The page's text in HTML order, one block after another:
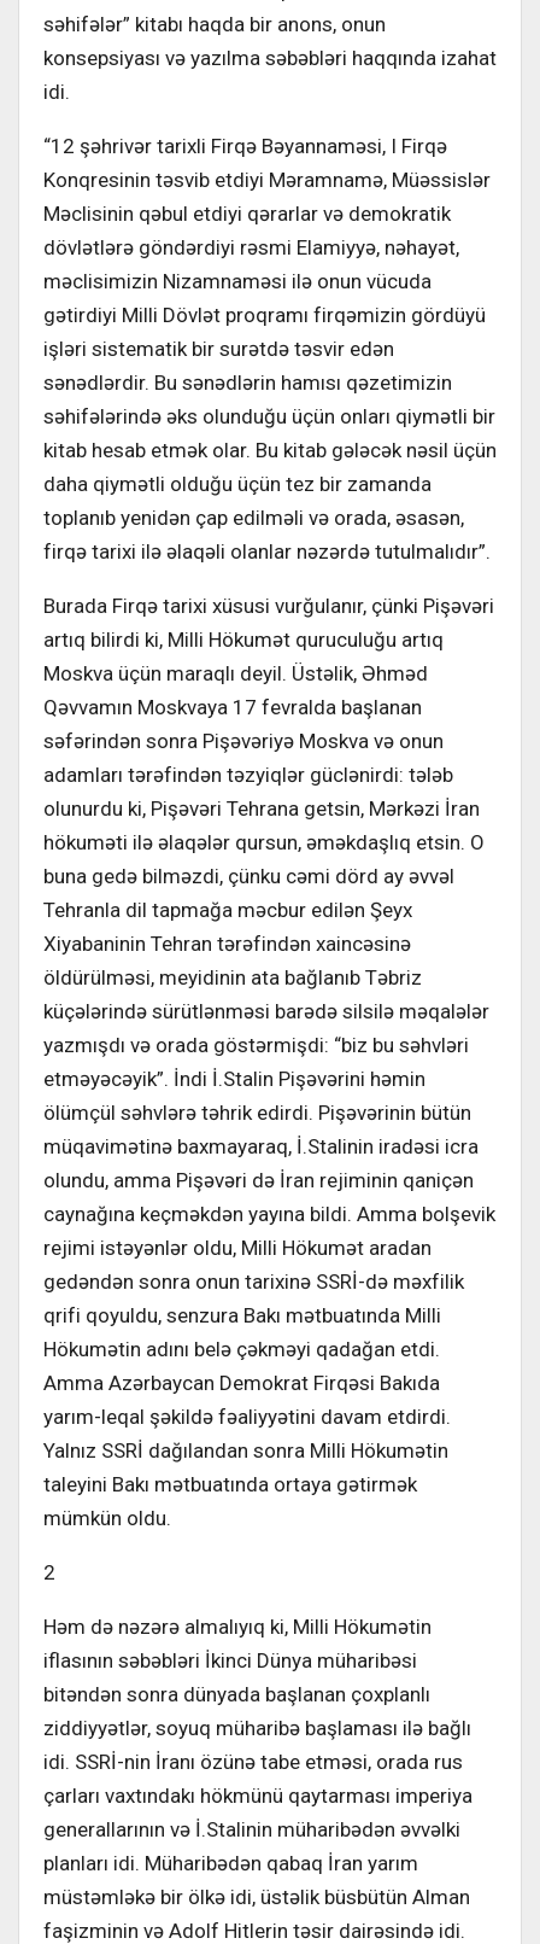
səhifələr” kitabı haqda bir anons, onun
konsepsiyası və yazılma səbəbləri haqqında izahat
idi.
“12 şəhrivər tarixli Firqə Bəyannaməsi, I Firqə
Konqresinin təsvib etdiyi Məramnamə, Müəssislər
Məclisinin qəbul etdiyi qərarlar və demokratik
dövlətlərə göndərdiyi rəsmi Elamiyyə, nəhayət,
məclisimizin Nizamnaməsi ilə onun vücuda
gətirdiyi Milli Dövlət proqramı firqəmizin gördüyü
işləri sistematik bir surətdə təsvir edən
sənədlərdir. Bu sənədlərin hamısı qəzetimizin
səhifələrində əks olunduğu üçün onları qiymətli bir
kitab hesab etmək olar. Bu kitab gələcək nəsil üçün
daha qiymətli olduğu üçün tez bir zamanda
toplanıb yenidən çap edilməli və orada, əsasən,
firqə tarixi ilə əlaqəli olanlar nəzərdə tutulmalıdır”.
Burada Firqə tarixi xüsusi vurğulanır, çünki Pişəvəri
artıq bilirdi ki, Milli Hökumət quruculuğu artıq
Moskva üçün maraqlı deyil. Üstəlik, Əhməd
Qəvvamın Moskvaya 17 fevralda başlanan
səfərindən sonra Pişəvəriyə Moskva və onun
adamları tərəfindən təzyiqlər güclənirdi: tələb
olunurdu ki, Pişəvəri Tehrana getsin, Mərkəzi İran
hökuməti ilə əlaqələr qursun, əməkdaşlıq etsin. O
buna gedə bilməzdi, çünku cəmi dörd ay əvvəl
Tehranla dil tapmağa məcbur edilən Şeyx
Xiyabaninin Tehran tərəfindən xaincəsinə
öldürülməsi, meyidinin ata bağlanıb Təbriz
küçələrində sürütlənməsi barədə silsilə məqalələr
yazmışdı və orada göstərmişdi: “biz bu səhvləri
etməyəcəyik”. İndi İ.Stalin Pişəvərini həmin
ölümçül səhvlərə təhrik edirdi. Pişəvərinin bütün
müqavimətinə baxmayaraq, İ.Stalinin iradəsi icra
olundu, amma Pişəvəri də İran rejiminin qaniçən
caynağına keçməkdən yayına bildi. Amma bolşevik
rejimi istəyənlər oldu, Milli Hökumət aradan
gedəndən sonra onun tarixinə SSRİ-də məxfilik
qrifi qoyuldu, senzura Bakı mətbuatında Milli
Hökumətin adını belə çəkməyi qadağan etdi.
Amma Azərbaycan Demokrat Firqəsi Bakıda
yarım-leqal şəkildə fəaliyyətini davam etdirdi.
Yalnız SSRİ dağılandan sonra Milli Hökumətin
taleyini Bakı mətbuatında ortaya gətirmək
mümkün oldu.
2
Həm də nəzərə almalıyıq ki, Milli Hökumətin
iflasının səbəbləri İkinci Dünya müharibəsi
bitəndən sonra dünyada başlanan çoxplanlı
ziddiyyətlər, soyuq müharibə başlaması ilə bağlı
idi. SSRİ-nin İranı özünə tabe etməsi, orada rus
çarları vaxtındakı hökmünü qaytarması imperiya
generallarının və İ.Stalinin müharibədən əvvəlki
planları idi. Müharibədən qabaq İran yarım
müstəmləkə bir ölkə idi, üstəlik büsbütün Alman
faşizminin və Adolf Hitlerin təsir dairəsində idi.